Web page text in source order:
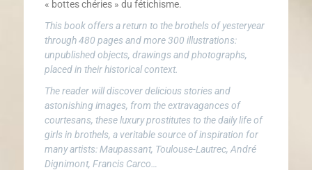
« bottes chéries » du fétichisme.
This book offers a return to the brothels of yesteryear
through 480 pages and more 300 illustrations:
unpublished objects, drawings and photographs,
placed in their historical context.
The reader will discover delicious stories and
astonishing images, from the extravagances of
courtesans, these luxury prostitutes to the daily life of
girls in brothels, a veritable source of inspiration for
many artists: Maupassant, Toulouse-Lautrec, André
Dignimont, Francis Carco…